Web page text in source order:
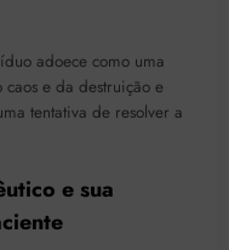
adoece como uma
e da destruição e
tentativa de resolver a
e sua